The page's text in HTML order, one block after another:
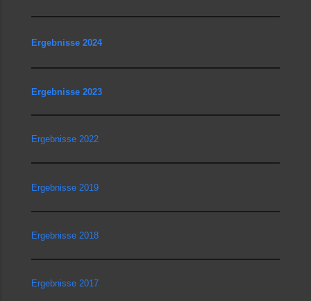
Ergebnisse 2024
Ergebnisse 2023
Ergebnisse 2022
Ergebnisse 2019
Ergebnisse 2018
Ergebnisse 2017